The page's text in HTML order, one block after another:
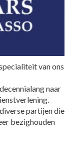
van ons
naar
partijen die
bezighouden